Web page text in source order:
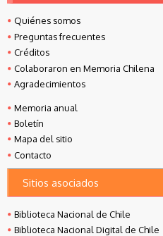
Quiénes somos
Preguntas frecuentes
Créditos
Colaboraron en Memoria Chilena
Agradecimientos
Memoria anual
Boletín
Mapa del sitio
Contacto
Sitios asociados
Biblioteca Nacional de Chile
Biblioteca Nacional Digital de Chile